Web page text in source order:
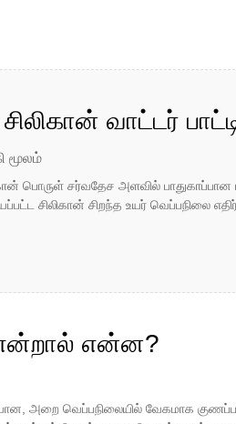
சிலிகான் வாட்டர்
மூலம்
பொருள் சர்வதேச அளவில்
சிலிகான் சிறந்த உயர் வெப்பநிலை
என்றால் என்ன?
அறை வெப்பநிலையில் வேகமாக